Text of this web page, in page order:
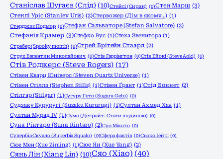
Станіслав Шугаєв (Слід) (10)Стейсі (Сирин) (0)Стен Марш (3)
Стенлі Уріс (Stanley Uris) (2)Стервожер (Дім в якому…) (1)
Стерджис Подмор (0)Стефан Сальваторе (Stefan Salvatore) (2)
Стефанія Крамер (3)Стефко Вус (1)Стеха Звенигора (1)
Стребер (Spooky month) (0)Стрей Брітейн Стаард (2)
Струк Валентин Миколайович (0)Стів Гаррінґтон (0)Стів Ейокі (Steve Aoki) (0)
Стів Роджерс (Steve Rogers) (17)
Стівен Кварц Юніверс (Steven Quartz Universe) (1)
Стівен Стіллз (Stephen Stills) (1)Стівен Ґрант (1)Стід Боннет (2)
Стілгар (Stilgar) (1)Сугуру Гето (Suguru Geto) (0)
Судзаку Куруругі (Suzaku Kururugi) (1)Султан Ахмед Хан (1)
Султан Мурад IV (1)Сумо (Детройт: Стати людиною) (0)
Суна Рінтаро (Suna Rintaro) (2)Суо Мікото (0)
Супербіа Скуало (Superbia Squalo) (0)Сфера фактів (0)Сьоко Іейрі (0)
Сюе Мен (Xue Ziming) (1)Сюе Ян (Xue Yang) (2)
Сянь Лін (Xiang Lin) (10)Сяо (Xiao) (40)